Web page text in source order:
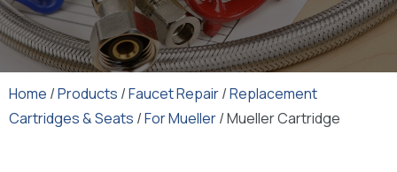
Home /Products /Faucet Repair/Replacement
Cartridges & Seats /For Mueller/ Mueller Cartridge